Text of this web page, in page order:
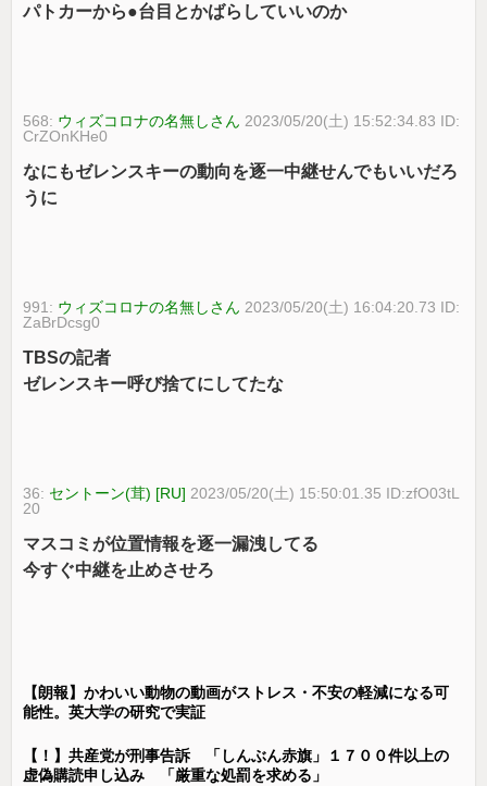
パトカーから●台目とかばらしていいのか
568: ウィズコロナの名無しさん 2023/05/20(土) 15:52:34.83 ID:
CrZOnKHe0
なにもゼレンスキーの動向を逐一中継せんでもいいだろ
うに
991: ウィズコロナの名無しさん 2023/05/20(土) 16:04:20.73 ID:
ZaBrDcsg0
TBSの記者
ゼレンスキー呼び捨てにしてたな
36: セントーン(茸) [RU] 2023/05/20(土) 15:50:01.35 ID:zfO03tL
20
マスコミが位置情報を逐一漏洩してる
今すぐ中継を止めさせろ
【朗報】かわいい動物の動画がストレス・不安の軽減になる可
能性。英大学の研究で実証
【！】共産党が刑事告訴 「しんぶん赤旗」１７００件以上の
虚偽購読申し込み 「厳重な処罰を求める」